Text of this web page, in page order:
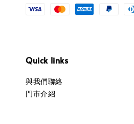
Quick links
與我們聯絡
門市介紹